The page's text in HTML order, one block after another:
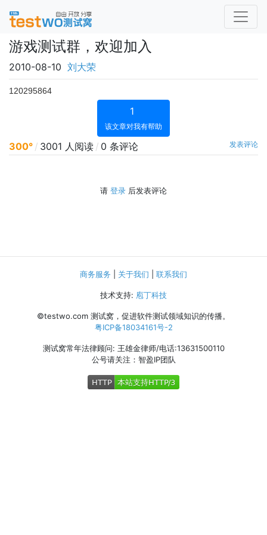
游戏测试群，欢迎加入
2010-08-10 刘大荣
120295864
1
该文章对我有帮助
300° / 3001 人阅读 / 0 条评论 发表评论
请 登录 后发表评论
商务服务 关于我们 联系我们
技术支持: 庖丁科技
©testwo.com 测试窝，促进软件测试领域知识的传播。
粤ICP备18034161号-2
测试窝常年法律顾问: 王雄金律师/电话:13631500110
公号请关注：智盈IP团队